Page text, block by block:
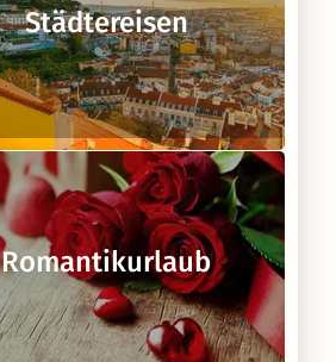
Städtereisen
Romantikurlaub